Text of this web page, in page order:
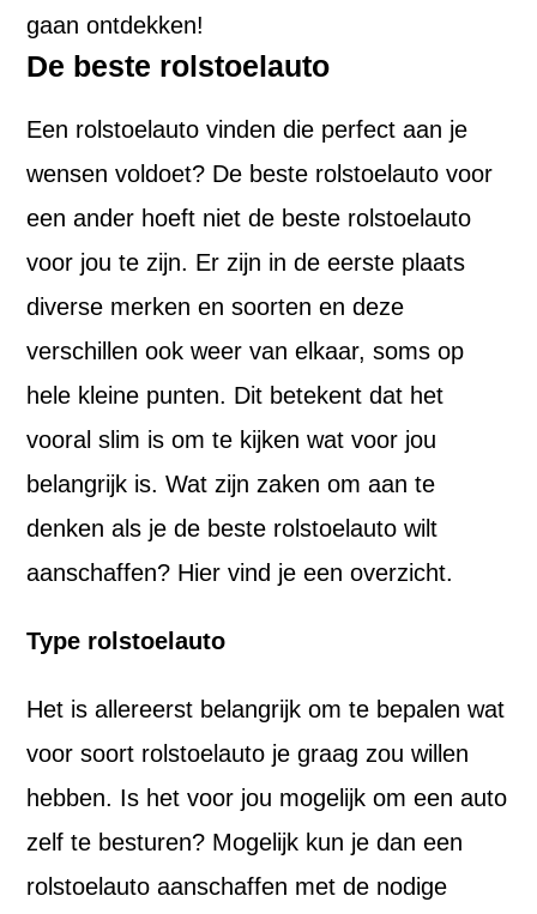
gaan ontdekken!
De beste rolstoelauto
Een rolstoelauto vinden die perfect aan je
wensen voldoet? De beste rolstoelauto voor
een ander hoeft niet de beste rolstoelauto
voor jou te zijn. Er zijn in de eerste plaats
diverse merken en soorten en deze
verschillen ook weer van elkaar, soms op
hele kleine punten. Dit betekent dat het
vooral slim is om te kijken wat voor jou
belangrijk is. Wat zijn zaken om aan te
denken als je de beste rolstoelauto wilt
aanschaffen? Hier vind je een overzicht.
Type rolstoelauto
Het is allereerst belangrijk om te bepalen wat
voor soort rolstoelauto je graag zou willen
hebben. Is het voor jou mogelijk om een auto
zelf te besturen? Mogelijk kun je dan een
rolstoelauto aanschaffen met de nodige